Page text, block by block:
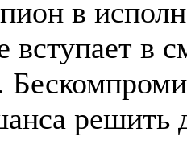
в
вступает в